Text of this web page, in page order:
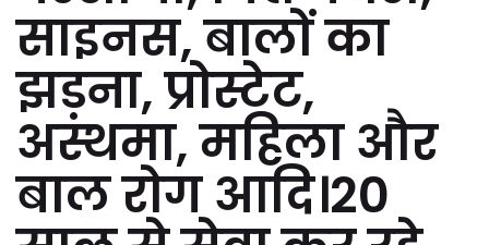
साइनस, बालों का
झड़ना, प्रोस्टेट,
अस्थमा, महिला और
बाल रोग आदि।20